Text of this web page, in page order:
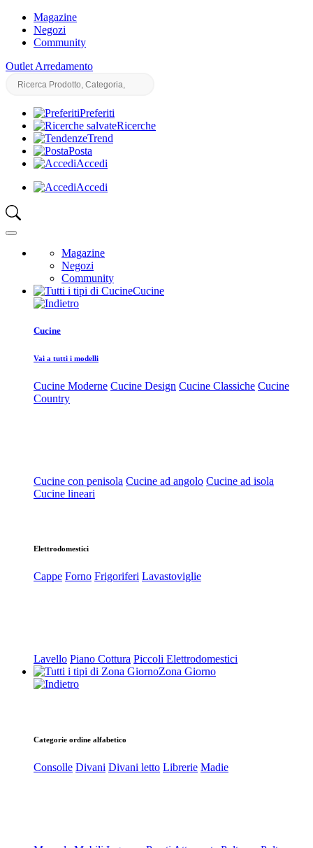
Magazine
Negozi
Community
Outlet Arredamento
Preferiti
Ricerche
Trend
Posta
Accedi
Accedi
Magazine
Negozi
Community
Cucine
Cucine
Vai a tutti i modelli
Cucine Moderne Cucine Design Cucine Classiche Cucine
Country
Cucine con penisola Cucine ad angolo Cucine ad isola
Cucine lineari
Elettrodomestici
Cappe Forno Frigoriferi Lavastoviglie
Lavello Piano Cottura Piccoli Elettrodomestici
Zona Giorno
Categorie ordine alfabetico
Consolle Divani Divani letto Librerie Madie